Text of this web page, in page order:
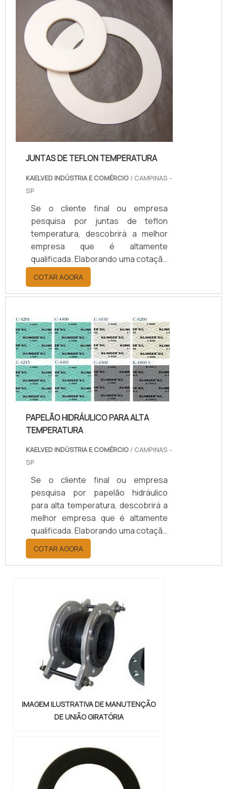
segurança, porém, como qualquer
peça, é necessário uma
manutenção de união giratória,
periodicamente. A realização de uma
inspeção pode repr...
JUNTAS DE TEFLON TEMPERATURA
KAELVED INDÚSTRIA E COMÉRCIO / CAMPINAS -
SP
Se o cliente final ou empresa
pesquisa por juntas de teflon
temperatura, descobrirá a melhor
empresa que é altamente
qualificada. Elaborando uma cotação
por meio da plataforma e
descobrindo a melhor referência do
mercado.Sim, aqui é o lugar certo!
temperatura, com os colaboradores
da kaelved obterá excelente custo-
benefício com assessoria técnica
especializada.UM POUCO MAIS
SOBRE JUNTAS DE TEFLON
TEMPERA...
COTAR AGORA
PAPELÃO HIDRÁULICO PARA ALTA
TEMPERATURA
KAELVED INDÚSTRIA E COMÉRCIO / CAMPINAS -
SP
Se o cliente final ou empresa
pesquisa por papelão hidráulico
para alta temperatura, descobrirá a
melhor empresa que é altamente
qualificada. Elaborando uma cotação
por meio da plataforma e
descobrindo a melhor referência do
mercado.MAIS INFORMAÇÕES
TEMPERATURASe alguém pesquisar
papelão hidráulico para alta
temperatura encontra na internet a
kaelved. Uma empresa com alto
know-how em laudos ...
COTAR AGORA
IMAGEM ILUSTRATIVA DE MANUTENÇÃO
DE UNIÃO GIRATÓRIA